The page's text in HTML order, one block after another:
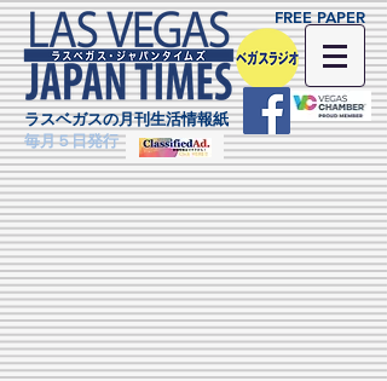
ラスベガスの月刊生活情報紙
毎月５日発行
FREE PAPER